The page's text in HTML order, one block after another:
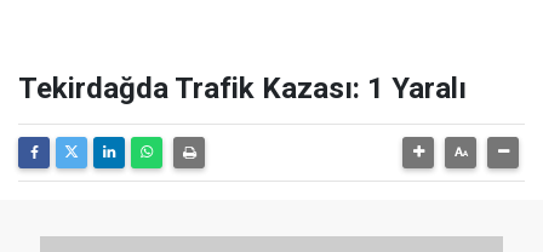
Tekirdağda Trafik Kazası: 1 Yaralı